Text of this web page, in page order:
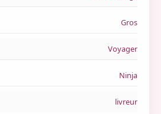
Gros
Voyager
Ninja
livreur